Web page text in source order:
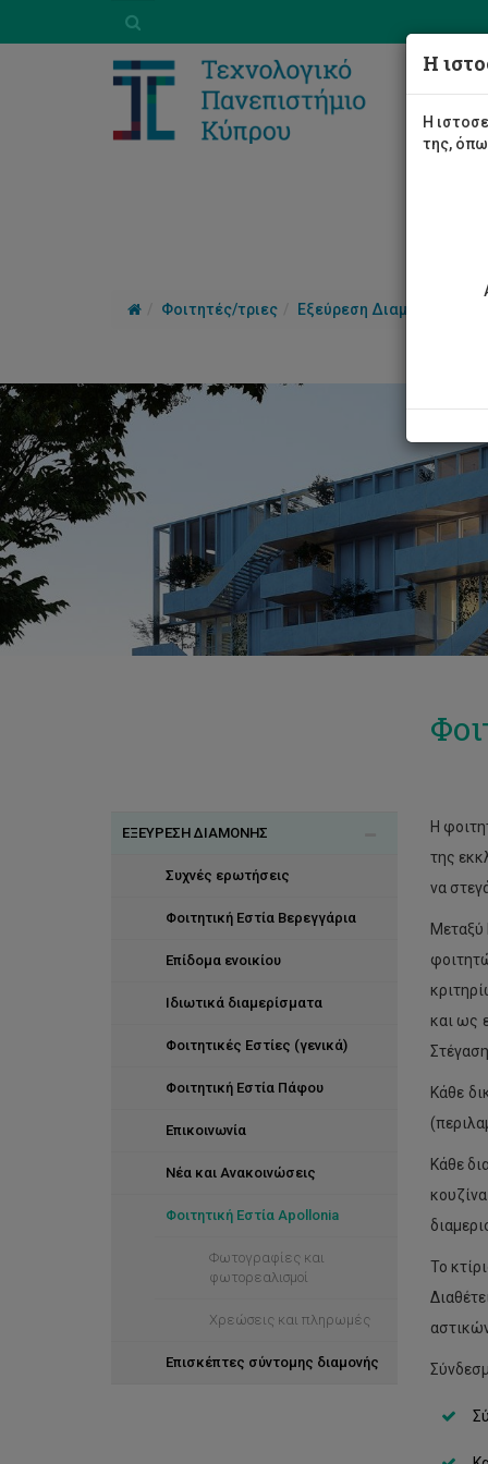
Φοιτητές/τριες Εξεύρεση Διαμονής
ΕΞΕΥΡΕΣΗ ΔΙΑΜΟΝΗΣ
Συχνές ερωτήσεις
Φοιτητική Εστία Βερεγγάρια
Επίδομα ενοικίου
Ιδιωτικά διαμερίσματα
Φοιτητικές Εστίες (γενικά)
Φοιτητική Εστία Πάφου
Επικοινωνία
Νέα και Ανακοινώσεις
Φοιτητική Εστία Apollonia
Φωτογραφίες και
φωτορεαλισμοί
Χρεώσεις και πληρωμές
Επισκέπτες σύντομης διαμονής
Η
της
να
Μεταξύ
και ως
Κάθε
Κάθε
Το
Η
Η
της,